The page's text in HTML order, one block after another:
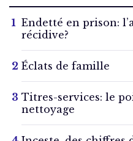
Endetté en prison:
récidive?
Éclats de famille
Titres-services: le
nettoyage